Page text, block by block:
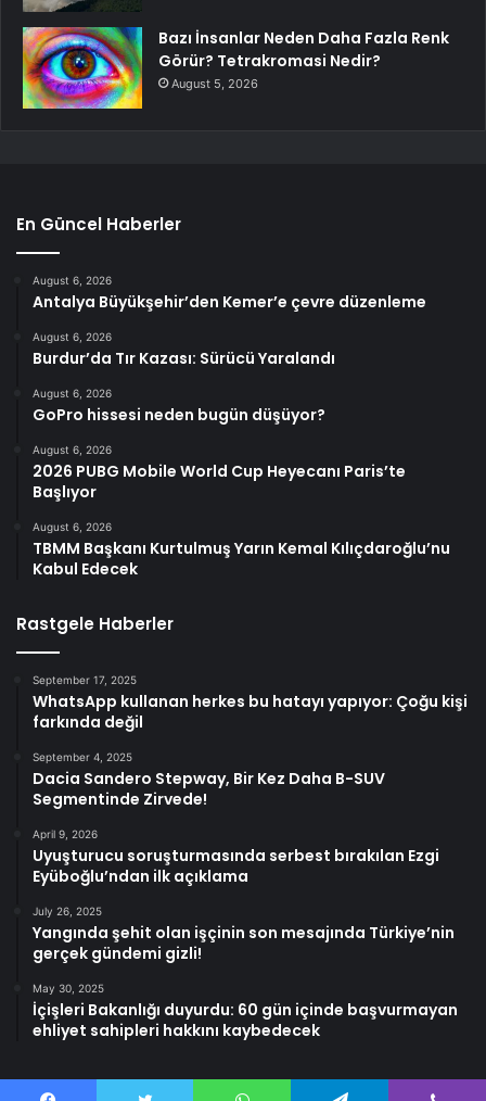
Bazı İnsanlar Neden Daha Fazla Renk
Görür? Tetrakromasi Nedir?
August 5, 2026
En Güncel Haberler
August 6, 2026
Antalya Büyükşehir’den Kemer’e çevre düzenleme
August 6, 2026
Burdur’da Tır Kazası: Sürücü Yaralandı
August 6, 2026
GoPro hissesi neden bugün düşüyor?
August 6, 2026
2026 PUBG Mobile World Cup Heyecanı Paris’te
Başlıyor
August 6, 2026
TBMM Başkanı Kurtulmuş Yarın Kemal Kılıçdaroğlu’nu
Kabul Edecek
Rastgele Haberler
September 17, 2025
WhatsApp kullanan herkes bu hatayı yapıyor: Çoğu kişi
farkında değil
September 4, 2025
Dacia Sandero Stepway, Bir Kez Daha B-SUV
Segmentinde Zirvede!
April 9, 2026
Uyuşturucu soruşturmasında serbest bırakılan Ezgi
Eyüboğlu’ndan ilk açıklama
July 26, 2025
Yangında şehit olan işçinin son mesajında Türkiye’nin
gerçek gündemi gizli!
May 30, 2025
İçişleri Bakanlığı duyurdu: 60 gün içinde başvurmayan
ehliyet sahipleri hakkını kaybedecek